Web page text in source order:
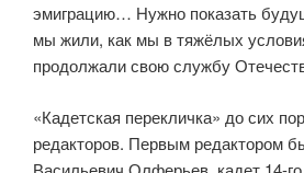
эмиграцию… Нужно показать
мы жили, как мы в тяжёлых
продолжали свою службу
«Кадетская перекличка» до сих
редакторов. Первым редактором